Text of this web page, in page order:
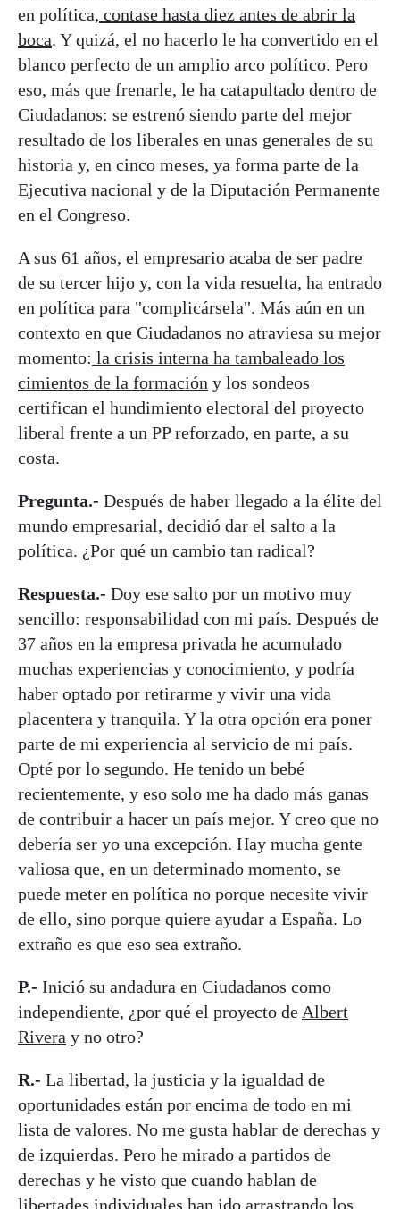
en política, contase hasta diez antes de abrir la
boca. Y quizá, el no hacerlo le ha convertido en el
blanco perfecto de un amplio arco político. Pero
eso, más que frenarle, le ha catapultado dentro de
Ciudadanos: se estrenó siendo parte del mejor
resultado de los liberales en unas generales de su
historia y, en cinco meses, ya forma parte de la
Ejecutiva nacional y de la Diputación Permanente
en el Congreso.
A sus 61 años, el empresario acaba de ser padre
de su tercer hijo y, con la vida resuelta, ha entrado
en política para "complicársela". Más aún en un
contexto en que Ciudadanos no atraviesa su mejor
momento: la crisis interna ha tambaleado los
cimientos de la formación y los sondeos
certifican el hundimiento electoral del proyecto
liberal frente a un PP reforzado, en parte, a su
costa.
Pregunta.- Después de haber llegado a la élite del
mundo empresarial, decidió dar el salto a la
política. ¿Por qué un cambio tan radical?
Respuesta.- Doy ese salto por un motivo muy
sencillo: responsabilidad con mi país. Después de
37 años en la empresa privada he acumulado
muchas experiencias y conocimiento, y podría
haber optado por retirarme y vivir una vida
placentera y tranquila. Y la otra opción era poner
parte de mi experiencia al servicio de mi país.
Opté por lo segundo. He tenido un bebé
recientemente, y eso solo me ha dado más ganas
de contribuir a hacer un país mejor. Y creo que no
debería ser yo una excepción. Hay mucha gente
valiosa que, en un determinado momento, se
puede meter en política no porque necesite vivir
de ello, sino porque quiere ayudar a España. Lo
extraño es que eso sea extraño.
P.- Inició su andadura en Ciudadanos como
independiente, ¿por qué el proyecto de Albert
Rivera y no otro?
R.- La libertad, la justicia y la igualdad de
oportunidades están por encima de todo en mi
lista de valores. No me gusta hablar de derechas y
de izquierdas. Pero he mirado a partidos de
derechas y he visto que cuando hablan de
libertades individuales han ido arrastrando los